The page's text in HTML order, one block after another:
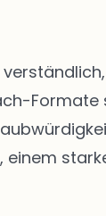
Formate